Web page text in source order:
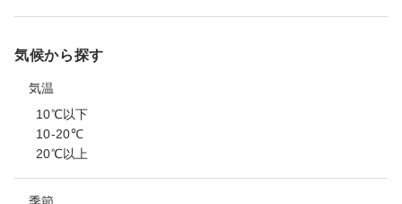
気候から探す
気温
10℃以下
10-20℃
20℃以上